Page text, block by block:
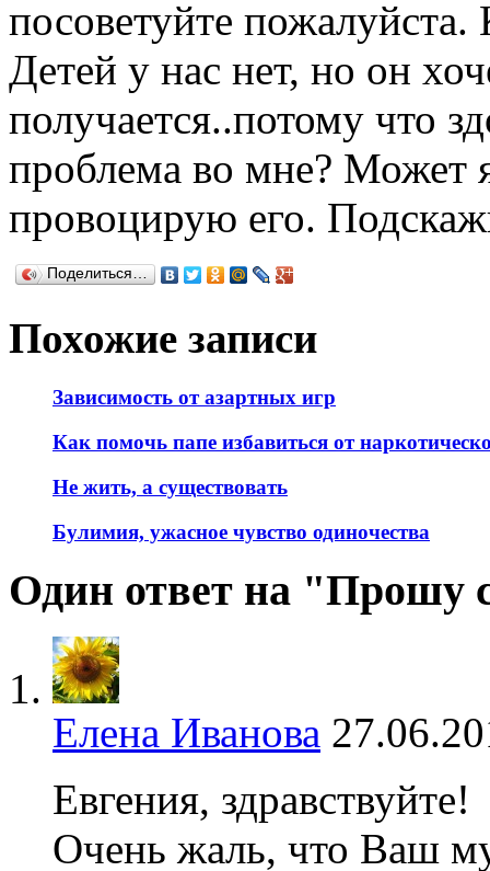
посоветуйте
Детей у нас нет, но он
получается..потому что
проблема во мне? Может
провоцирую его.
Поделиться…
Похожие записи
Зависимость от азартных игр
Как помочь папе избавиться от
Не жить, а существовать
Булимия, ужасное чувство одиночества
Один ответ на "Прошу
Елена Иванова
Евгения, здравствуйте!
Очень жаль, что Ваш